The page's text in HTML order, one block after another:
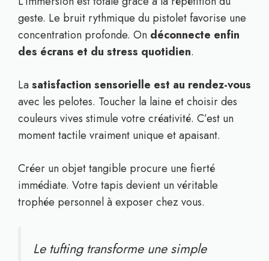
geste. Le bruit rythmique du pistolet favorise une
concentration profonde. On déconnecte enfin
des écrans et du stress quotidien.
Lasatisfaction sensorielle est au rendez-vous
avec les pelotes. Toucher la laine et choisir des
couleurs vives stimule votre créativité. C’est un
moment tactile vraiment unique et apaisant.
Créer un objet tangible procure une fierté
immédiate. Votre tapis devient un véritable
trophée personnel à exposer chez vous.
Le tufting transforme une simple